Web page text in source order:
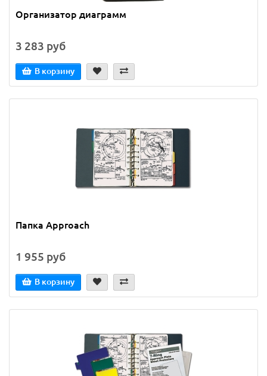
Организатор диаграмм
3 283 руб
В корзину
Папка Approach
1 955 руб
В корзину